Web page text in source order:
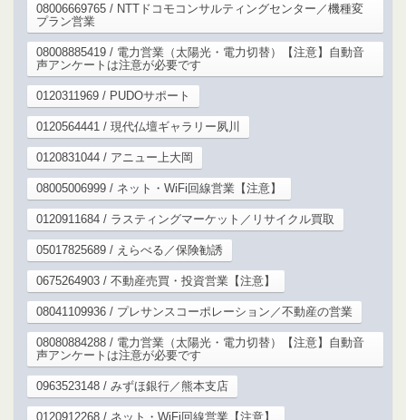
08006669765 / NTTドコモコンサルティングセンター／機種変
プラン営業
08008885419 / 電力営業（太陽光・電力切替）【注意】自動音
声アンケートは注意が必要です
0120311969 / PUDOサポート
0120564441 / 現代仏壇ギャラリー夙川
0120831044 / アニュー上大岡
08005006999 / ネット・WiFi回線営業【注意】
0120911684 / ラスティングマーケット／リサイクル買取
05017825689 / えらべる／保険勧誘
0675264903 / 不動産売買・投資営業【注意】
08041109936 / プレサンスコーポレーション／不動産の営業
08080884288 / 電力営業（太陽光・電力切替）【注意】自動音
声アンケートは注意が必要です
0963523148 / みずほ銀行／熊本支店
0120912268 / ネット・WiFi回線営業【注意】